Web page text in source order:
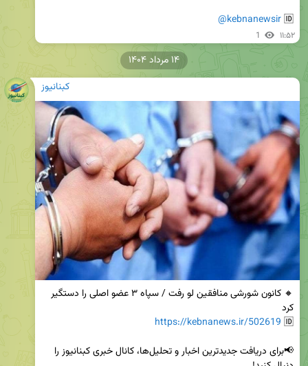
🆔
@kebnanewsir
1 ۱۱:۵۲
کبنانیوز
🆔
https://kebnanews.ir/502619
۱۴ مرداد ۱۴۰۴